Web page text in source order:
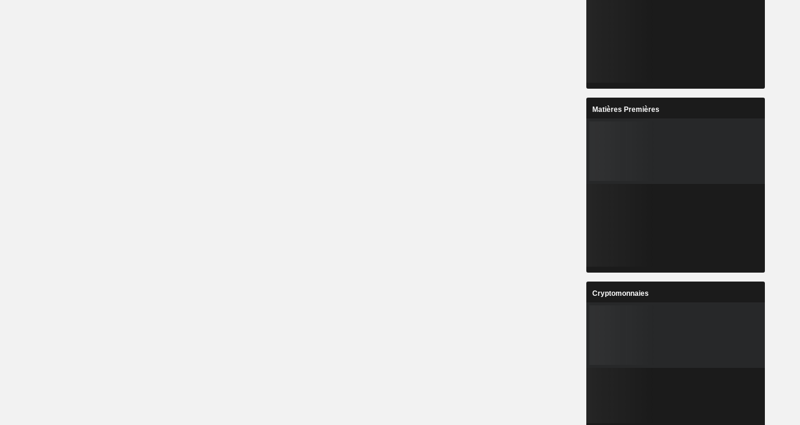
Matières Premières
Cryptomonnaies